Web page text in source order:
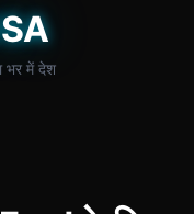
भर में देश